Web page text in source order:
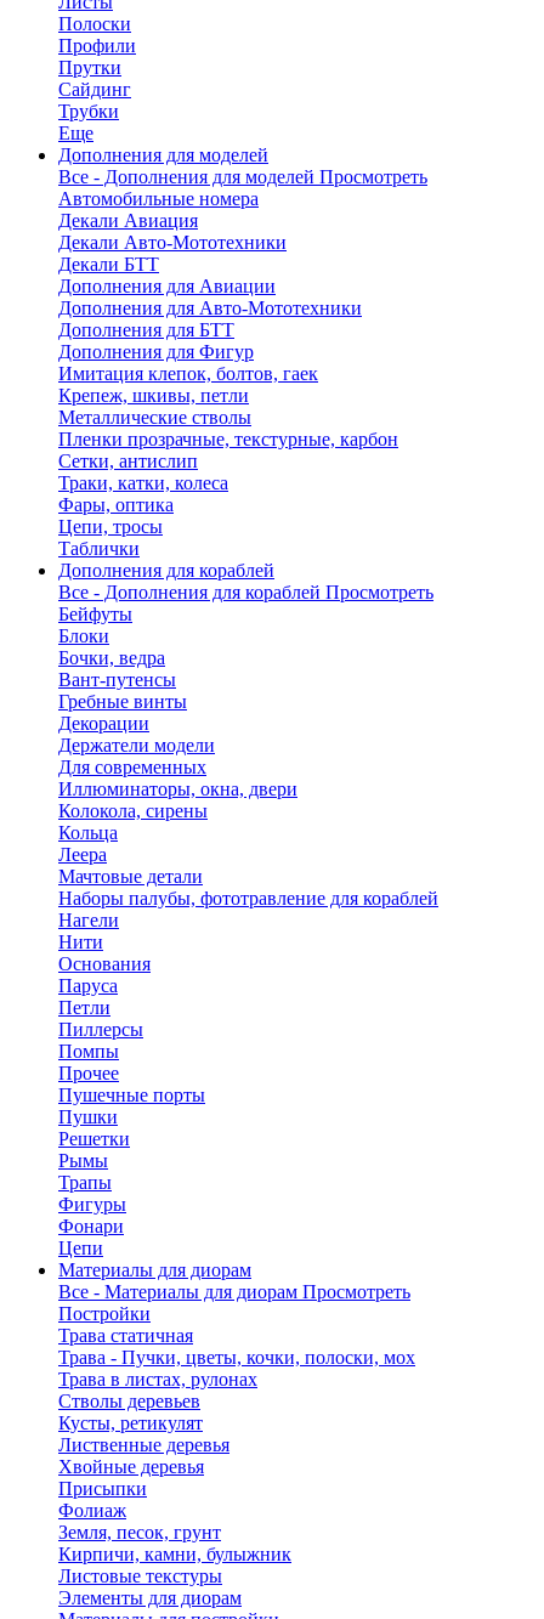
Полоски
Профили
Прутки
Сайдинг
Трубки
Еще
Дополнения для моделей
Все - Дополнения для моделей Просмотреть
Автомобильные номера
Декали Авиация
Декали Авто-Мототехники
Декали БТТ
Дополнения для Авиации
Дополнения для Авто-Мототехники
Дополнения для БТТ
Дополнения для Фигур
Имитация клепок, болтов, гаек
Крепеж, шкивы, петли
Металлические стволы
Пленки прозрачные, текстурные, карбон
Сетки, антислип
Траки, катки, колеса
Фары, оптика
Цепи, тросы
Таблички
Дополнения для кораблей
Все - Дополнения для кораблей Просмотреть
Бейфуты
Блоки
Бочки, ведра
Вант-путенсы
Гребные винты
Декорации
Держатели модели
Для современных
Иллюминаторы, окна, двери
Колокола, сирены
Кольца
Леера
Мачтовые детали
Наборы палубы, фототравление для кораблей
Нагели
Нити
Основания
Паруса
Петли
Пиллерсы
Помпы
Прочее
Пушечные порты
Пушки
Решетки
Рымы
Трапы
Фигуры
Фонари
Цепи
Материалы для диорам
Все - Материалы для диорам Просмотреть
Постройки
Трава статичная
Трава - Пучки, цветы, кочки, полоски, мох
Трава в листах, рулонах
Стволы деревьев
Кусты, ретикулят
Лиственные деревья
Хвойные деревья
Присыпки
Фолиаж
Земля, песок, грунт
Кирпичи, камни, булыжник
Листовые текстуры
Элементы для диорам